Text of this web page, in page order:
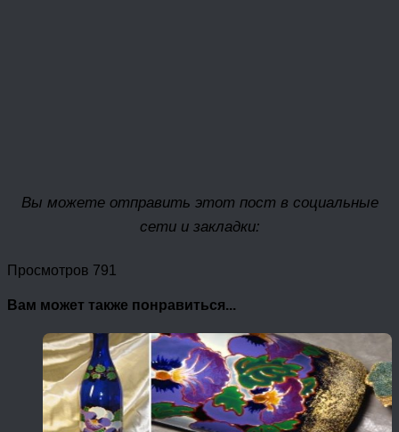
Вы можете отправить этот пост в социальные
сети и закладки:
Просмотров 791
Вам может также понравиться...